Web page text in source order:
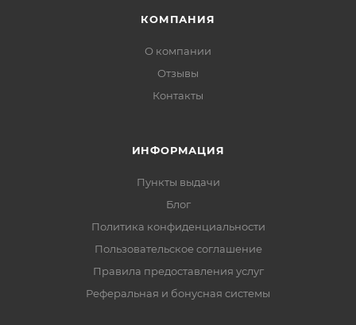
КОМПАНИЯ
О компании
Отзывы
Контакты
ИНФОРМАЦИЯ
Пункты выдачи
Блог
Политика конфиденциальности
Пользовательское соглашение
Правила предоставления услуг
Реферальная и бонусная системы